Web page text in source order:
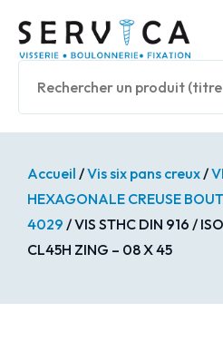
Accueil /Vis six pans creux/
HEXAGONALE CREUSE
4029 / VIS STHC DIN 916 /
CL45H ZING – 08 X 45